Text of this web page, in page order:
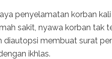
penyelamatan korban
sakit, nyawa korban tak
diautopsi membuat surat
ikhlas.